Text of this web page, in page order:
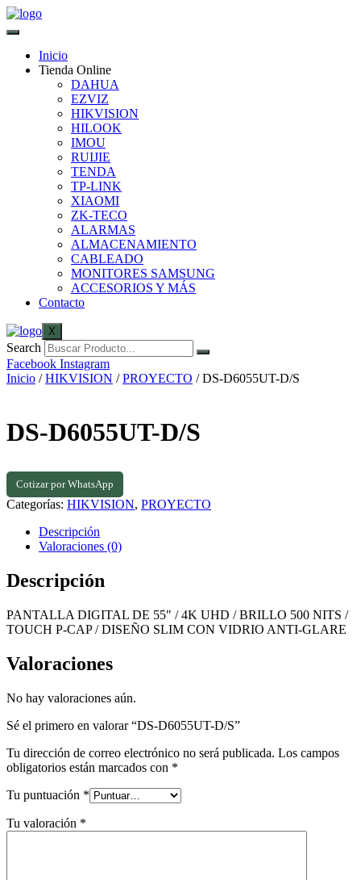
Inicio
Tienda Online
DAHUA
EZVIZ
HIKVISION
HILOOK
IMOU
RUIJIE
TENDA
TP-LINK
XIAOMI
ZK-TECO
ALARMAS
ALMACENAMIENTO
CABLEADO
MONITORES SAMSUNG
ACCESORIOS Y MÁS
Contacto
X
Search
Facebook Instagram
Inicio /HIKVISION /PROYECTO / DS-D6055UT-D/S
DS-D6055UT-D/S
Cotizar por WhatsApp
Categorías: HIKVISION, PROYECTO
Descripción
Valoraciones (0)
Descripción
PANTALLA DIGITAL DE 55″ / 4K UHD / BRILLO 500 NITS /
TOUCH P-CAP / DISEÑO SLIM CON VIDRIO ANTI-GLARE
Valoraciones
No hay valoraciones aún.
Sé el primero en valorar “DS-D6055UT-D/S”
Tu dirección de correo electrónico no será publicada. Los campos
obligatorios están marcados con *
Tu puntuación *
Tu valoración *